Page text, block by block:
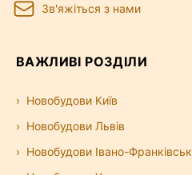
Зв'яжіться з нами
ВАЖЛИВІ РОЗДІЛИ
Новобудови Київ
Новобудови Львів
Новобудови Івано-Франківськ